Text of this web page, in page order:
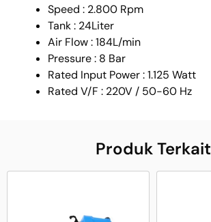
Speed : 2.800 Rpm
Tank : 24Liter
Air Flow : 184L/min
Pressure : 8 Bar
Rated Input Power : 1.125 Watt
Rated V/F : 220V / 50-60 Hz
Produk Terkait